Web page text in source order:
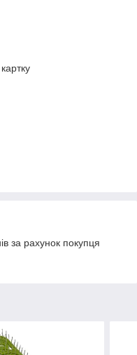
за рахунок покупця